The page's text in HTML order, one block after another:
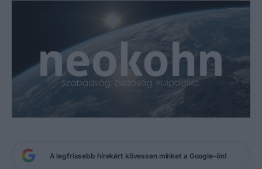
A legfrissebb hírekért kövessen minket a Google-ön!